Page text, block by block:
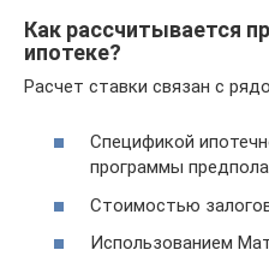
Как рассчитывается
ипотеке?
Расчет ставки связан с
Спецификой
программы
Стоимостью
Использованием